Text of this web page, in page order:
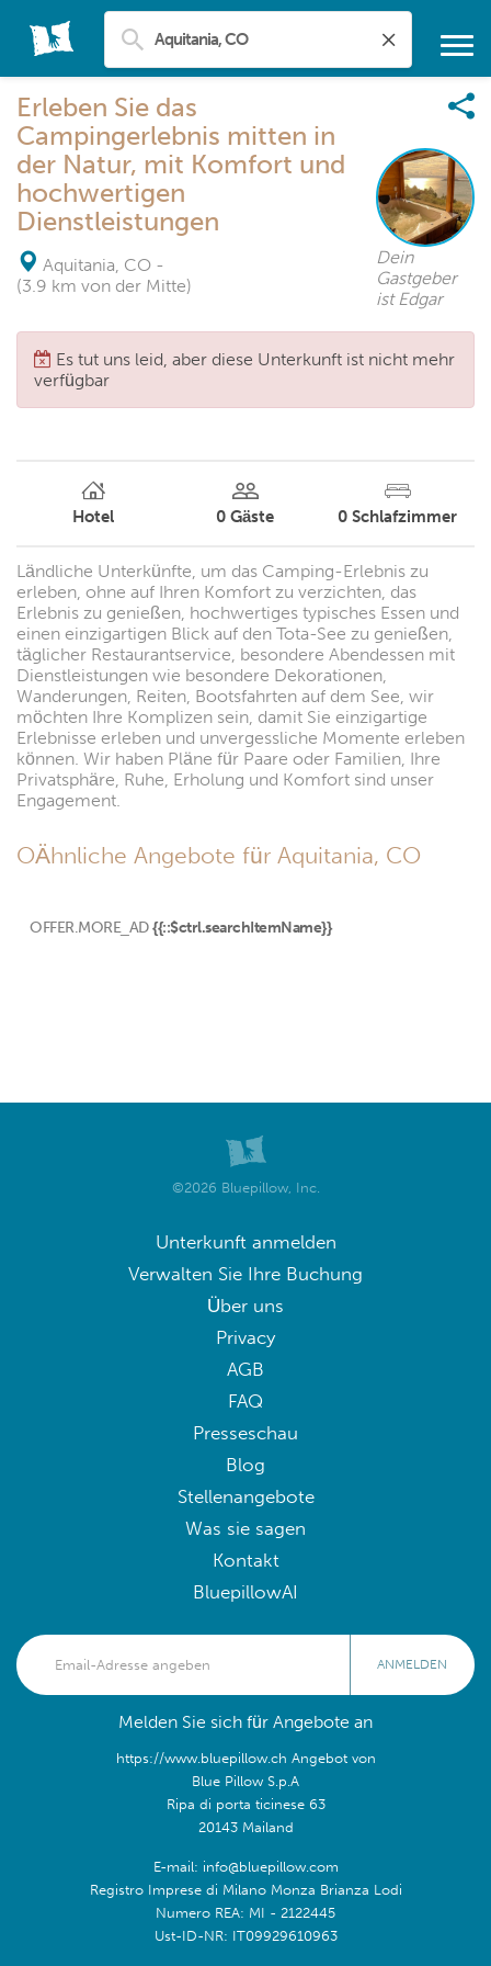
Erleben Sie das
Campingerlebnis mitten in
der Natur, mit Komfort und
hochwertigen
Dienstleistungen
Aquitania, CO -
(3.9 km von der Mitte)
Dein
Gastgeber
ist Edgar
Es tut uns leid, aber diese Unterkunft ist nicht mehr
verfügbar
Hotel 0 Gäste 0 Schlafzimmer
Ländliche Unterkünfte, um das Camping-Erlebnis zu
erleben, ohne auf Ihren Komfort zu verzichten, das
Erlebnis zu genießen, hochwertiges typisches Essen und
einen einzigartigen Blick auf den Tota-See zu genießen,
täglicher Restaurantservice, besondere Abendessen mit
Dienstleistungen wie besondere Dekorationen,
Wanderungen, Reiten, Bootsfahrten auf dem See, wir
möchten Ihre Komplizen sein, damit Sie einzigartige
Erlebnisse erleben und unvergessliche Momente erleben
können. Wir haben Pläne für Paare oder Familien, Ihre
Privatsphäre, Ruhe, Erholung und Komfort sind unser
Engagement.
OÄhnliche Angebote für Aquitania, CO
OFFER.MORE_AD {{::$ctrl.searchItemName}}
©2026 Bluepillow, Inc.
Unterkunft anmelden
Verwalten Sie Ihre Buchung
Über uns
Privacy
AGB
FAQ
Presseschau
Blog
Stellenangebote
Was sie sagen
Kontakt
BluepillowAI
ANMELDEN
Melden Sie sich für Angebote an
https://www.bluepillow.ch Angebot von
Blue Pillow S.p.A
Ripa di porta ticinese 63
20143 Mailand
E-mail: info@bluepillow.com
Registro Imprese di Milano Monza Brianza Lodi
Numero REA: MI - 2122445
Ust-ID-NR: IT09929610963